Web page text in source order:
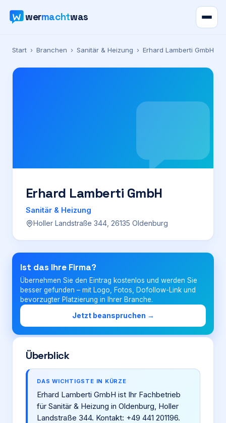
wermachtwas
Verzeichnis
Karte
Preise
Für Firmen
Login
Firma eintragen
Start › Branchen › Sanitär & Heizung › Erhard Lamberti GmbH
Erhard Lamberti GmbH
Sanitär & Heizung
Holler Landstraße 344, 26135 Oldenburg
Ist das Ihre Firma?
Übernehmen Sie den Eintrag kostenlos und werden Sie
besser gefunden – mit Logo, Fotos, Dofollow-Link und
bevorzugter Platzierung in Ihrer Branche.
Jetzt beanspruchen →
Überblick
DAS WICHTIGSTE IN KÜRZE
Erhard Lamberti GmbH ist Ihr Fachbetrieb
für Sanitär & Heizung in Oldenburg, Holler
Landstraße 344. Kontakt: +49 441 201196.